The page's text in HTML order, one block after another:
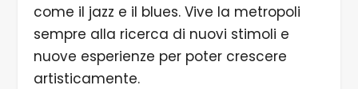
come il jazz e il blues. Vive la metropoli
sempre alla ricerca di nuovi stimoli e
nuove esperienze per poter crescere
artisticamente.